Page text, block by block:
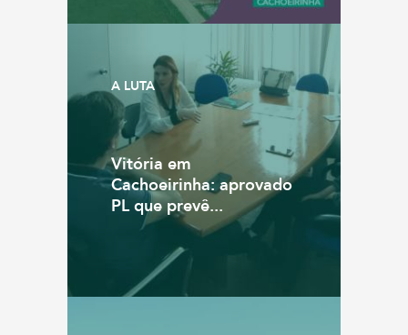
A LUTA
Vitória em
Cachoeirinha: aprovado
PL que prevê...